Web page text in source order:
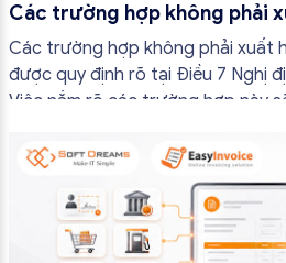
Các trường hợp không phải
2026
Các trường hợp không phải xuất
được quy định rõ tại Điều 7 Nghị
Việc nắm rõ các trường hợp này
tránh lập hóa đơn không cần